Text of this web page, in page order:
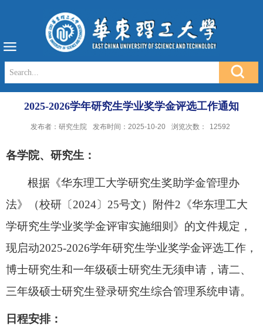
2025-2026学年研究生学业奖学金评选工作通知
发布者：研究生院 发布时间：2025-10-20 浏览次数： 12592
各学院、研究生 ：
根据《华东理工大学研究生奖助学金管理办
法》（校研〔 2024〕 25号文）附件2《华东理工大
学研究生学业奖学金评审实施细则》的文件规定，
现启动2025-2026学年研究生学业奖学金评选工作，
博士研究生和一年级硕士研究生无须申请， 请二、
三年级硕士研究生登录研究生综合管理系统申请。
日程安排：